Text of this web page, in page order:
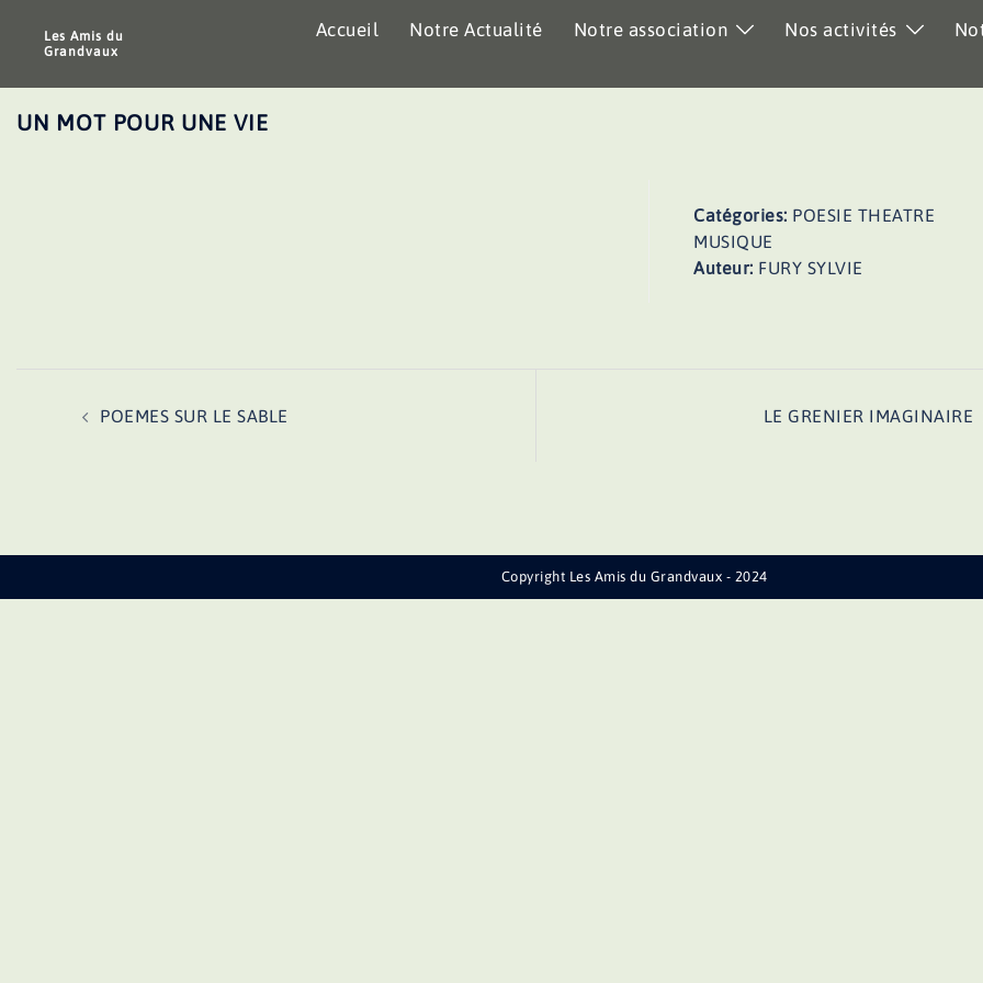
Les Amis du
Grandvaux
Accueil Notre Actualité Notre association Nos activités
UN MOT POUR UNE VIE
Catégories: POESIE THEATRE
MUSIQUE
Auteur: FURY SYLVIE
POEMES SUR LE SABLE LE GRENIER IMAGINAIRE
Copyright Les Amis du Grandvaux - 2024